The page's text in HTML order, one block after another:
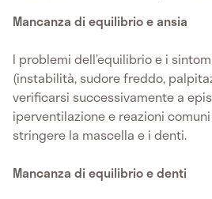
Mancanza di equilibrio e ansia
I problemi dell’equilibrio e i
(instabilità, sudore freddo,
verificarsi successivamente a
iperventilazione e reazioni
stringere la mascella e i denti.
Mancanza di equilibrio e denti